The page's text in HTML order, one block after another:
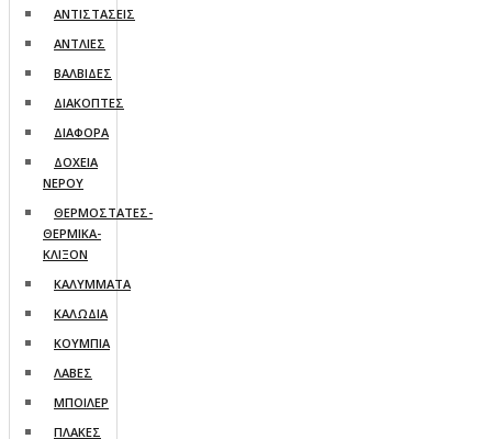
ΑΝΤΙΣΤΑΣΕΙΣ
ΑΝΤΛΙΕΣ
ΒΑΛΒΙΔΕΣ
ΔΙΑΚΟΠΤΕΣ
ΔΙΑΦΟΡΑ
ΔΟΧΕΙΑ
ΝΕΡΟΥ
ΘΕΡΜΟΣΤΑΤΕΣ-
ΘΕΡΜΙΚΑ-
ΚΛΙΞΟΝ
ΚΑΛΥΜΜΑΤΑ
ΚΑΛΩΔΙΑ
ΚΟΥΜΠΙΑ
ΛΑΒΕΣ
ΜΠΟΙΛΕΡ
ΠΛΑΚΕΣ